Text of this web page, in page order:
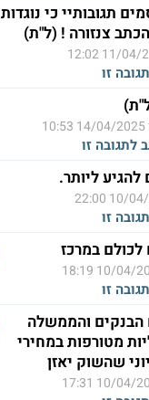
תגובותיי כי נוגדות
צנזורה ! (ל"ת)
11/04/
זו
14/04/2025 10:53
לתגובה זו
ליותר.
10/04/
זו
לכולם במרכז
10/04/2025
זו
הבנקים והממשלה
מטורפות במחירי
שהשוק יאזן
10/04/2025